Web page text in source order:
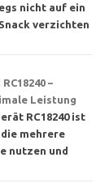
nicht auf ein
verzichten
–
Leistung
RC18240 ist
mehrere
nutzen und